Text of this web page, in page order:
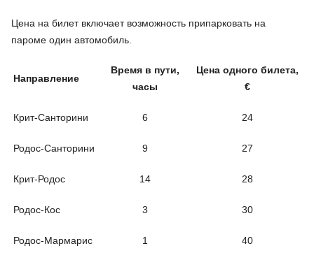
Цена на билет включает возможность припарковать на
пароме один автомобиль.
Направление
Время в пути,
часы
Цена одного билета,
€
Крит-Санторини 6 24
Родос-Санторини 9 27
Крит-Родос 14 28
Родос-Кос 3 30
Родос-Мармарис 1 40